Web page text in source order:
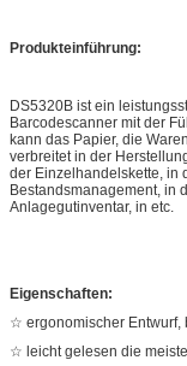
Produkteinführung:
DS5320B ist ein
Barcodescanner mit der
kann das Papier, die
verbreitet in der
der Einzelhandelskette, in
Bestandsmanagement, in
Anlagegutinventar, in etc.
Eigenschaften:
☆ ergonomischer Entwurf,
☆ leicht gelesen die